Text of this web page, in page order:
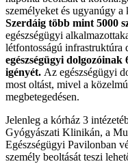
személyeket és ugyanúgy
Szerdáig több mint 5000
egészségügyi
létfontosságú infrastruktúra
egészségügyi
igényét. Az egészségügyi
most oltást, mivel a
megbetegedésen.
Jelenleg a kórház 3
Gyógyászati Klinikán, a
Egészségügyi Pavilonban
személy beoltását teszi